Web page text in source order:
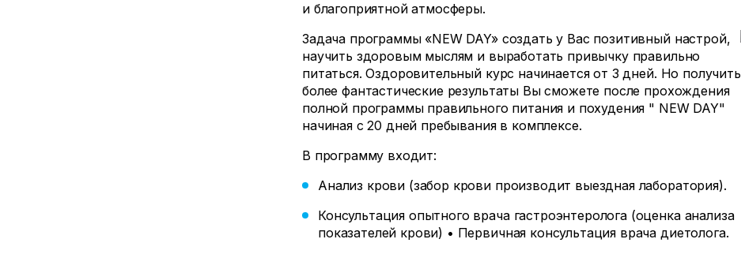
и благоприятной атмосферы.
Задача программы «NEW DAY» создать у Вас позитивный настрой,
научить здоровым мыслям и выработать привычку правильно
питаться. Оздоровительный курс начинается от 3 дней. Но получить
более фантастические результаты Вы сможете после прохождения
полной программы правильного питания и похудения " NEW DAY"
начиная с 20 дней пребывания в комплексе.
В программу входит:
Анализ крови (забор крови производит выездная лаборатория).
Консультация опытного врача гастроэнтеролога (оценка анализа
показателей крови) • Первичная консультация врача диетолога.